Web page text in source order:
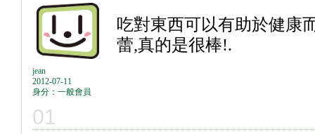
01
jean
2012-07-11
身分：一般會員
吃對東西可以有助於健康
蕾,真的是很棒!.